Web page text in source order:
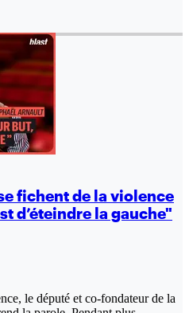
fichent de la violence
d’éteindre la gauche"
le député et co-fondateur de la